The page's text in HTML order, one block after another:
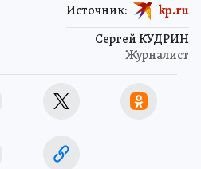
Сергей КУДРИН
Журналист
Источник: kp.ru